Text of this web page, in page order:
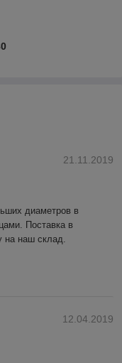
21.11.2019
диаметров в
Поставка в
на наш склад.
12.04.2019